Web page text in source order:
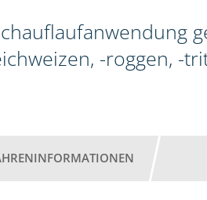
-roggen, -